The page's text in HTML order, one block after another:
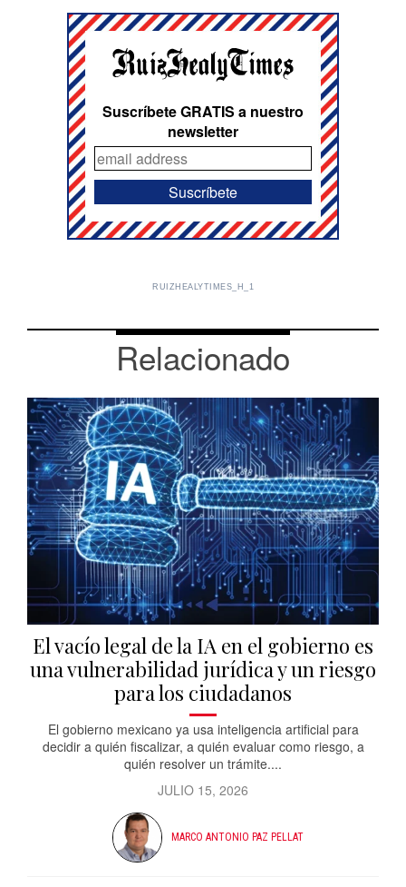
Suscríbete GRATIS a nuestro
newsletter
RUIZHEALYTIMES_H_1
Relacionado
El vacío legal de la IA en el gobierno es
una vulnerabilidad jurídica y un riesgo
para los ciudadanos
El gobierno mexicano ya usa inteligencia artificial para
decidir a quién fiscalizar, a quién evaluar como riesgo, a
quién resolver un trámite....
JULIO 15, 2026
MARCO ANTONIO PAZ PELLAT